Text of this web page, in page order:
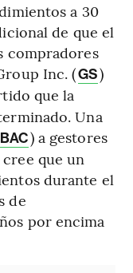
a 30
de que el
compradores
Inc. (GS)
que la
Una
BAC) a gestores
que un
durante el
de
por encima